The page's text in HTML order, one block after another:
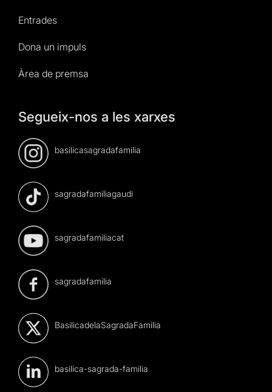
Entrades
Dona un impuls
Àrea de premsa
Segueix-nos a les xarxes
basilicasagradafamilia
sagradafamiliagaudi
sagradafamiliacat
sagradafamilia
BasilicadelaSagradaFamilia
basilica-sagrada-familia